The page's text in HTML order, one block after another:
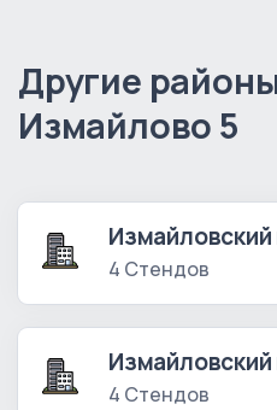
Другие
Измайлово 5
4 Стендов
4 Стендов